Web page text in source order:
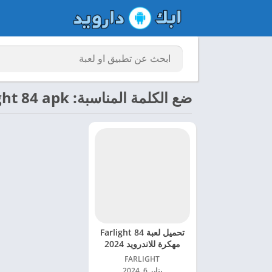
ضع الكلمة المناسبة: Farlight 84 apk
تحميل لعبة Farlight 84
مهكرة للاندرويد 2024
FARLIGHT‏